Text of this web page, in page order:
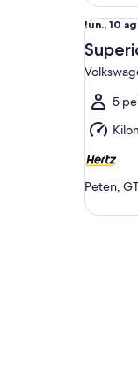
Del
lun.,
10
ago.
al
mar.,
11
ago.
lun., 10
5
Peten,